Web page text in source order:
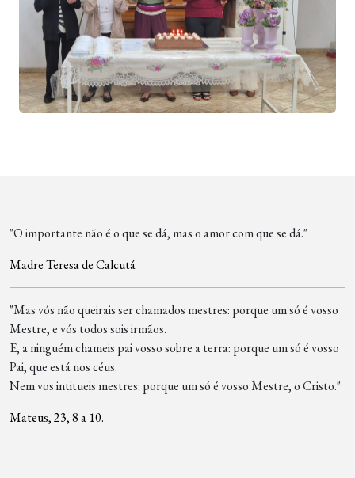
"O importante não é o que se dá, mas o amor com que se dá."
Madre Teresa de Calcutá
"Mas vós não queirais ser chamados mestres: porque um só é vosso
Mestre, e vós todos sois irmãos.
E, a ninguém chameis pai vosso sobre a terra: porque um só é vosso
Pai, que está nos céus.
Nem vos intitueis mestres: porque um só é vosso Mestre, o Cristo."
Mateus, 23, 8 a 10.